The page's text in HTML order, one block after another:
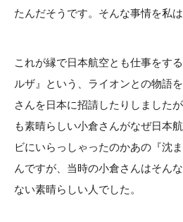
たんだそうです。そんな事情を私
これが縁で日本航空とも仕事をす
ルザ』という、ライオンとの物語
さんを日本に招請したりしました
も素晴らしい小倉さんがなぜ日本
ビにいらっしゃったのかあの『沈
んですが、当時の小倉さんはそん
ない素晴らしい人でした。